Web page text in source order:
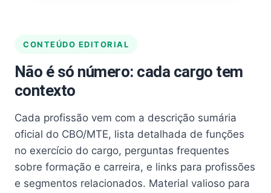
CONTEÚDO EDITORIAL
Não é só número: cada cargo tem
contexto
Cada profissão vem com a descrição sumária
oficial do CBO/MTE, lista detalhada de funções
no exercício do cargo, perguntas frequentes
sobre formação e carreira, e links para profissões
e segmentos relacionados. Material valioso para